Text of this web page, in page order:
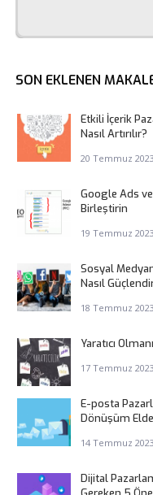
SON EKLENEN
Etkili İçerik
Nasıl Artırılır?
20 Temmuz 2023
Google Ads
Birleştirin
19 Temmuz 2023
Sosyal
Nasıl
18 Temmuz 2023
Yaratıcı
17 Temmuz 2023
E-posta
Dönüşüm
14 Temmuz 2023
Dijital